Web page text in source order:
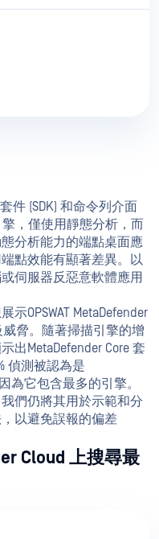
件 (SDK) 和命令列介面
，僅使用靜態分析，而
分析能力的端點桌面應
點效能有顯著差異。以
伺服器反惡意軟體應用
OPSWAT MetaDefender
脅。隨著掃描引擎的增
出MetaDefender Core 套
偵測被認為是
為它包含最多的引擎。
們仍將其用於示範和分
以避免誤報的偏差
Cloud 上搜尋最